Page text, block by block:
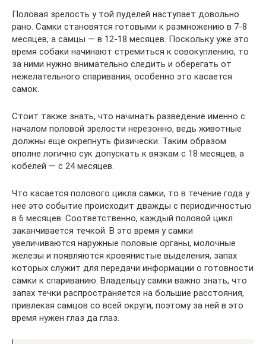
Половая зрелость у той пуделей наступает довольно
рано. Самки становятся готовыми к размножению в 7-8
месяцев, а самцы — в 12-18 месяцев. Поскольку уже это
время собаки начинают стремиться к совокуплению, то
за ними нужно внимательно следить и оберегать от
нежелательного спаривания, особенно это касается
самок.
Стоит также знать, что начинать разведение именно с
началом половой зрелости нерезонно, ведь животные
должны еще окрепнуть физически. Таким образом
вполне логично сук допускать к вязкам с 18 месяцев, а
кобелей — с 24 месяцев.
Что касается полового цикла самки, то в течение года у
нее это событие происходит дважды с периодичностью
в 6 месяцев. Соответственно, каждый половой цикл
заканчивается течкой. В это время у самки
увеличиваются наружные половые органы, молочные
железы и появляются кровянистые выделения, запах
которых служит для передачи информации о готовности
самки к спариванию. Владельцу самки важно знать, что
запах течки распространяется на большие расстояния,
привлекая самцов со всей округи, поэтому за ней в это
время нужен глаз да глаз.